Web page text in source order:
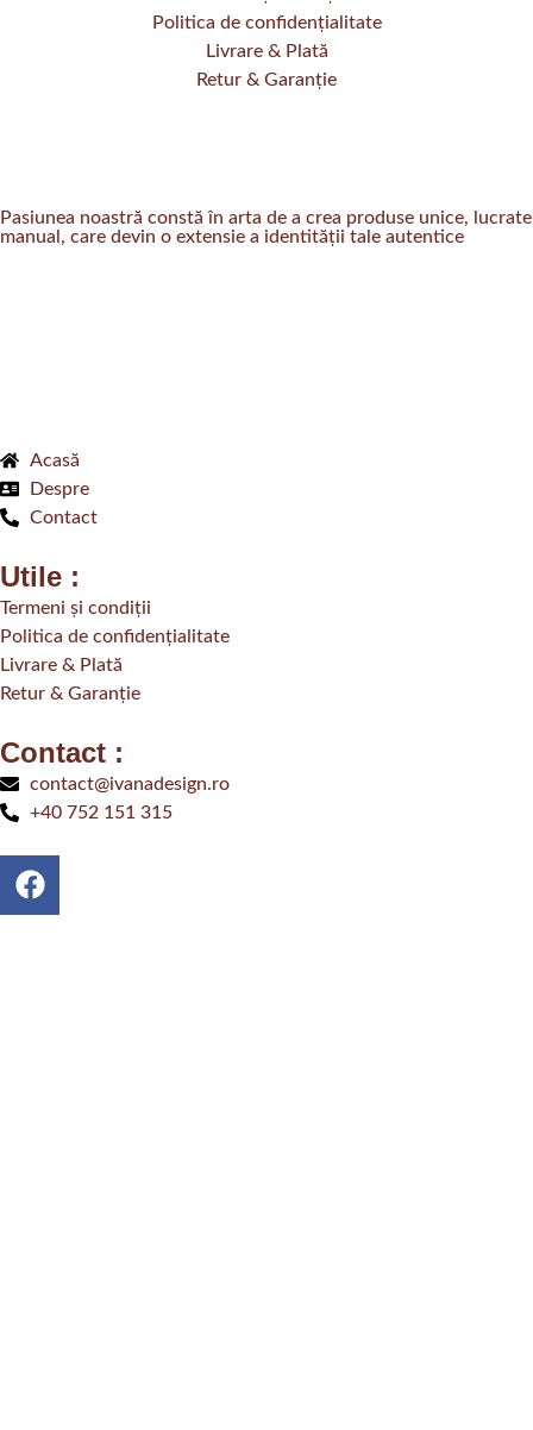
Politica de confidențialitate
Livrare & Plată
Retur & Garanție
Pasiunea noastră constă în arta de a crea produse unice, lucrate
manual, care devin o extensie a identității tale autentice
Acasă
Despre
Contact
Utile :
Termeni și condiții
Politica de confidențialitate
Livrare & Plată
Retur & Garanție
Contact :
contact@ivanadesign.ro
+40 752 151 315